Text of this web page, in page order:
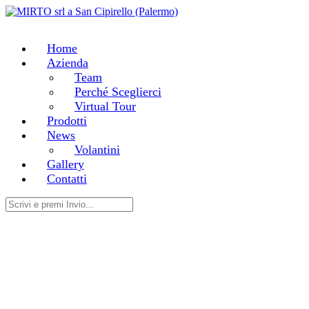
Home
Azienda
Team
Perché Sceglierci
Virtual Tour
Prodotti
News
Volantini
Gallery
Contatti